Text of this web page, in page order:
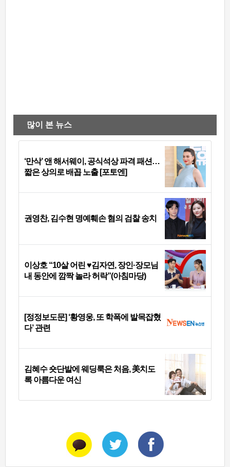
많이 본 뉴스
‘만삭’ 앤 해서웨이, 공식석상 파격 패션…
짧은 상의로 배꼽 노출 [포토엔]
권영찬, 김수현 명예훼손 혐의 검찰 송치
이상호 “10살 어린 ♥김자연, 장인·장모님
내 동안에 깜짝 놀라 허락”(아침마당)
[정정보도문] ‘황영웅, 또 학폭에 발목잡혔
다’ 관련
김혜수 숏단발에 웨딩룩은 처음, 美치도
록 아름다운 여신